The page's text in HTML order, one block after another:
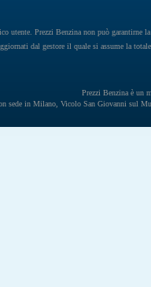
utente. Prezzi Benzina non può garantirne
dal gestore il quale si assume la
Prezzi Benzina è un
sede in Milano, Vicolo San Giovanni sul